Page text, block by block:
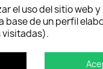
y Portugal.
Tienes
el uso del sitio web
de un perfil
visitadas).